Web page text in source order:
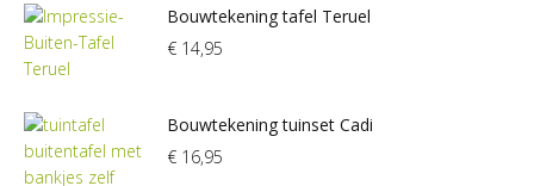
Bouwtekening tafel Teruel
€ 14,95
Bouwtekening tuinset Cadi
€ 16,95